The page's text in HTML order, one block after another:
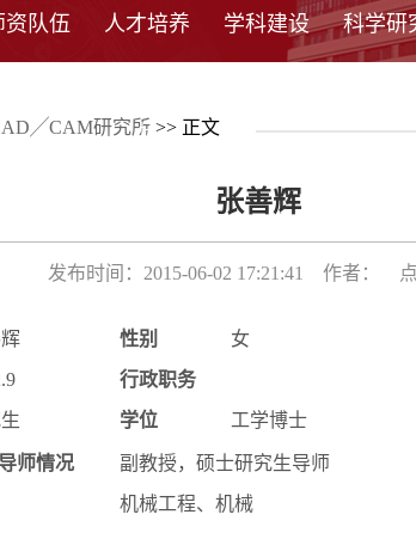
资队伍 人才培养
坛
学科建设 科学研
研究所 >> 正文
张善辉
发布时间：2015-06-02 17:21:41 作者：
性别
女
行政职务
学位 工学博士
师情况
副教授，硕士研究生导师
机械工程、机械